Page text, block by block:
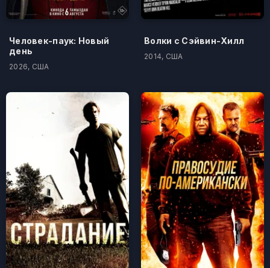
Человек-паук: Новый
день
2026, США
Волки с Сэйвин-Хилл
2014, США